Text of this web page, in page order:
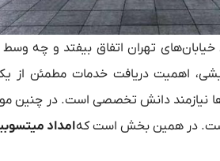
خیابان‌های تهران اتفاق بیفتد و چه
اهمیت دریافت خدمات مطمئن
نیازمند دانش تخصصی است. در چنین
در همین بخش است کهامداد